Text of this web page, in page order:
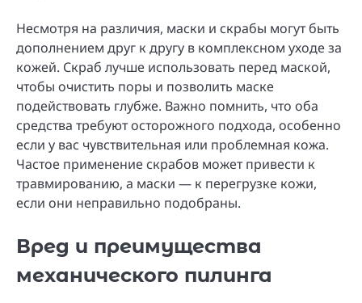
Несмотря на различия, маски и скрабы могут быть
дополнением друг к другу в комплексном уходе за
кожей. Скраб лучше использовать перед маской,
чтобы очистить поры и позволить маске
подействовать глубже. Важно помнить, что оба
средства требуют осторожного подхода, особенно
если у вас чувствительная или проблемная кожа.
Частое применение скрабов может привести к
травмированию, а маски — к перегрузке кожи,
если они неправильно подобраны.
Вред и преимущества
механического пилинга